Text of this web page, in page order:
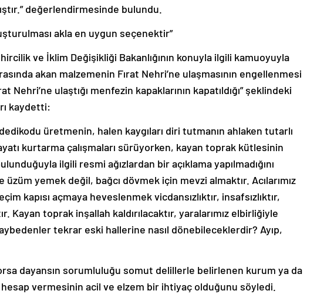
değerlendirmesinde bulundu.
akla en uygun seçenektir”
ve İklim Değişikliği Bakanlığının konuyla ilgili kamuoyuyla
akan malzemenin Fırat Nehri’ne ulaşmasının engellenmesi
Nehri’ne ulaştığı menfezin kapaklarının kapatıldığı” şeklindeki
kaydetti:
üretmenin, halen kaygıları diri tutmanın ahlaken tutarlı
kurtarma çalışmaları sürüyorken, kayan toprak kütlesinin
ilgili resmi ağızlardan bir açıklama yapılmadığını
yemek değil, bağcı dövmek için mevzi almaktır. Acılarımız
kapısı açmaya heveslenmek vicdansızlıktır, insafsızlıktır,
Kayan toprak inşallah kaldırılacaktır, yaralarımız elbirliğiyle
tekrar eski hallerine nasıl dönebileceklerdir? Ayıp,
dayansın sorumluluğu somut delillerle belirlenen kurum ya da
vermesinin acil ve elzem bir ihtiyaç olduğunu söyledi.